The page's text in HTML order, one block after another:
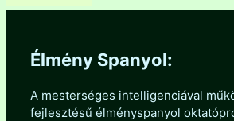
Élmény Spanyol:
A mesterséges intelligenciával
fejlesztésű élményspanyol